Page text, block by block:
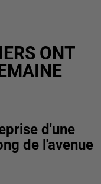
ONT
d'une
de l'avenue